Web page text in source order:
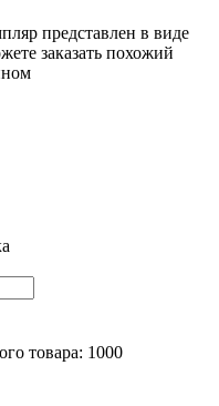
представлен в виде
заказать похожий
товара: 1000